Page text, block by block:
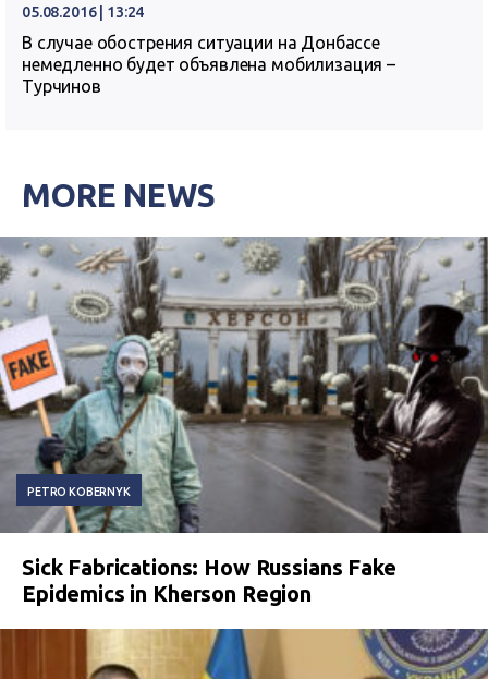
05.08.2016 | 13:24
В случае обострения ситуации на Донбассе
немедленно будет объявлена мобилизация –
Турчинов
MORE NEWS
PETRO KOBERNYK
Sick Fabrications: How Russians Fake
Epidemics in Kherson Region